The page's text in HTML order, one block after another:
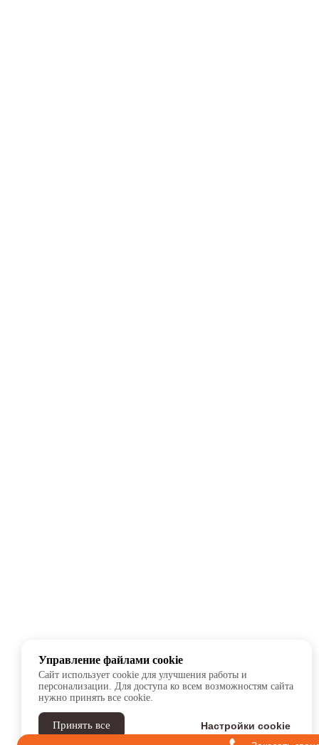
Управление файлами cookie
Сайт использует cookie для улучшения работы и
персонализации. Для доступа ко всем возможностям сайта
нужно принять все cookie.
Принять все Настройки cookie